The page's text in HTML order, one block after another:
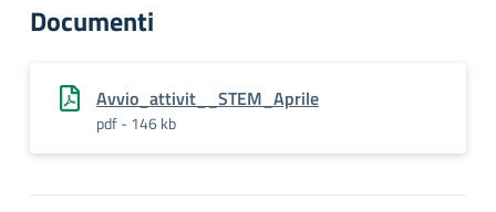
Documenti
Avvio_attivit__STEM_Aprile
pdf - 146 kb